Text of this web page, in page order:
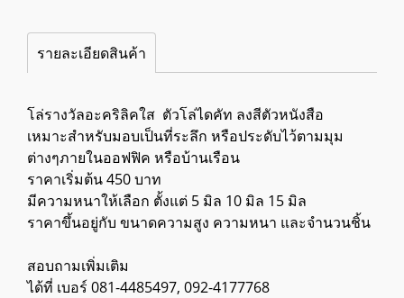
รายละเอียดสินค้า
โล่รางวัลอะคริลิคใส ตัวโล่​ไดคัท ลงสีตัวหนังสือ
เหมาะสำหรับมอบเป็นที่ระลึก หรือประดับไว้ตามมุม
ต่างๆภายในออฟฟิค หรือบ้านเรือน
ราคาเริ่มต้น 450 บาท
มีความหนาให้เลือก ตั้งแต่ 5 มิล 10 มิล 15 มิล
ราคาขึ้นอยู่กับ ขนาดความสูง ความหนา และจำนวนชิ้น
สอบถามเพิ่มเติม
ได้ที่ เบอร์ 081-4485497, 092-4177768